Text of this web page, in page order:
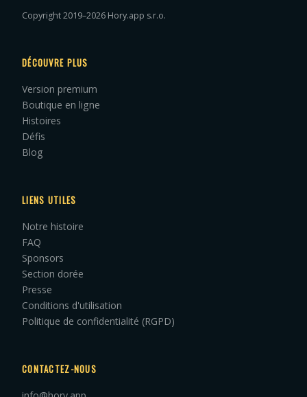
Copyright 2019–2026 Hory.app s.r.o.
DÉCOUVRE PLUS
Version premium
Boutique en ligne
Histoires
Défis
Blog
LIENS UTILES
Notre histoire
FAQ
Sponsors
Section dorée
Presse
Conditions d'utilisation
Politique de confidentialité (RGPD)
CONTACTEZ-NOUS